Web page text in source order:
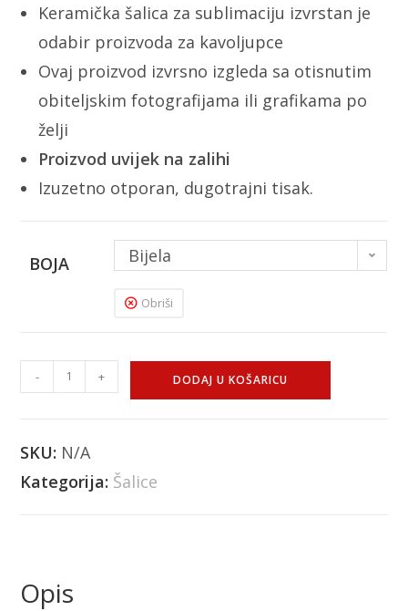
Keramička šalica za sublimaciju izvrstan je
odabir proizvoda za kavoljupce
Ovaj proizvod izvrsno izgleda sa otisnutim
obiteljskim fotografijama ili grafikama po
želji
Proizvod uvijek na zalihi
Izuzetno otporan, dugotrajni tisak.
BOJA Bijela
Obriši
- + DODAJ U KOŠARICU
SKU: N/A
Kategorija: Šalice
Opis